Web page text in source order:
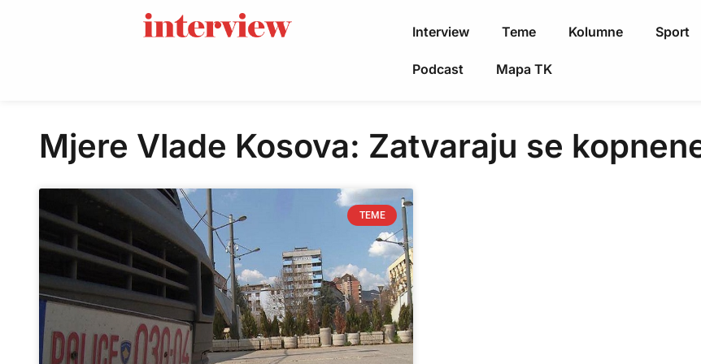
Interview Teme Kolumne Sport
Podcast Mapa TK
Mjere Vlade Kosova: Zatvaraju se
TEME